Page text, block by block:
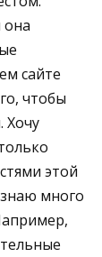
сайте
чтобы
Хочу
этой
много